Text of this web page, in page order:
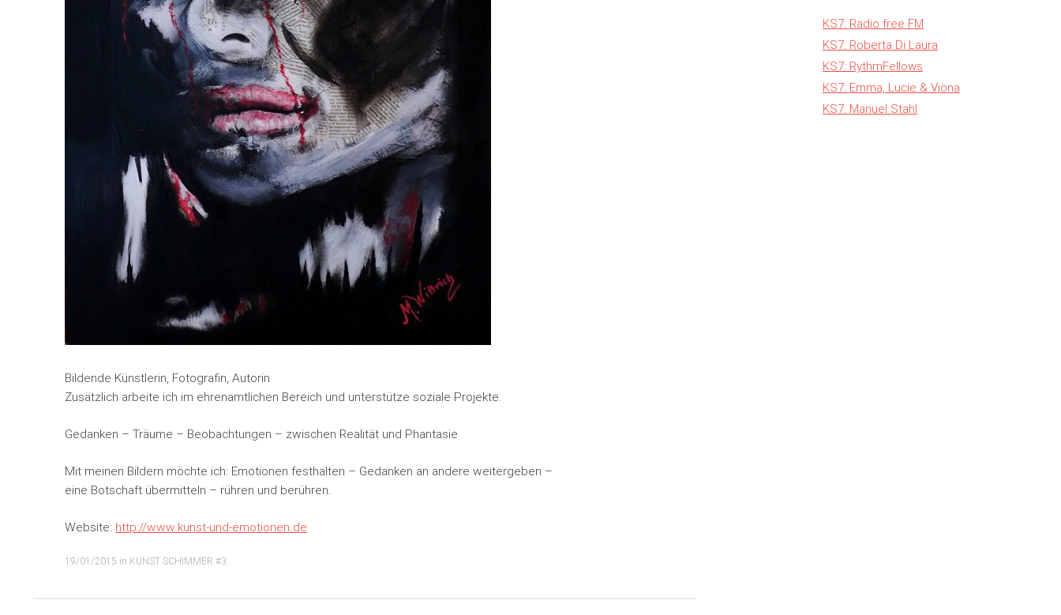
Bildende Künstlerin, Fotografin, Autorin
Zusätzlich arbeite ich im ehrenamtlichen Bereich und unterstütze soziale Projekte.
Gedanken – Träume – Beobachtungen – zwischen Realität und Phantasie
Mit meinen Bildern möchte ich: Emotionen festhalten – Gedanken an andere weitergeben –
eine Botschaft übermitteln – rühren und berühren.
Website: http://www.kunst-und-emotionen.de
19/01/2015 in KUNST SCHIMMER #3
KS7: Radio free FM
KS7: Roberta Di Laura
KS7: RythmFellows
KS7: Emma, Lucie & Viona
KS7: Manuel Stahl